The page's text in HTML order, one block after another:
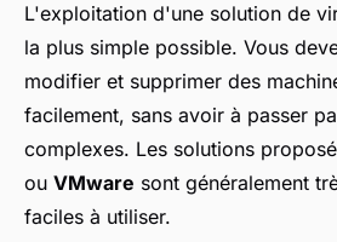
L'exploitation d'une solution de
la plus simple possible. Vous
modifier et supprimer des
facilement, sans avoir à passer
complexes. Les solutions
ou VMware sont généralement
faciles à utiliser.